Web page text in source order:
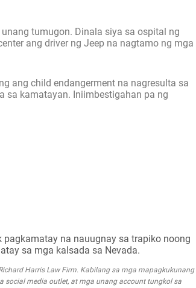
tumugon. Dinala siya sa ospital ng
ang driver ng Jeep na nagtamo ng mga
ang child endangerment na nagresulta sa
sa kamatayan. Iniimbestigahan pa ng
na nauugnay sa trapiko noong
sa mga kalsada sa Nevada.
Harris Law Firm. Kabilang sa mga mapagkukunang
social media outlet, at mga unang account tungkol sa